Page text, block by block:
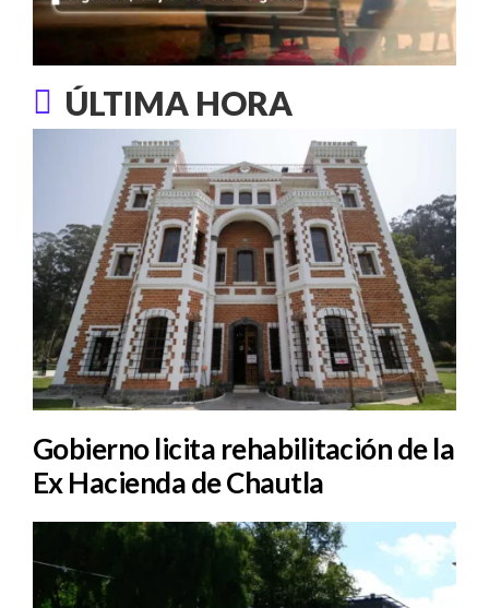
ÚLTIMA HORA
Gobierno licita rehabilitación de la
Ex Hacienda de Chautla